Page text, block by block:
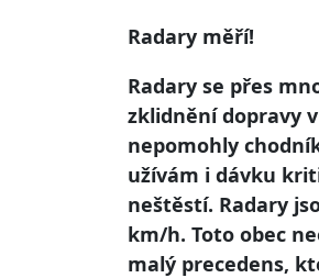
Radary měří!
Radary se přes
zklidnění dopravy
nepomohly
užívám i dávku
neštěstí. Radary
km/h. Toto obec
malý precedens,